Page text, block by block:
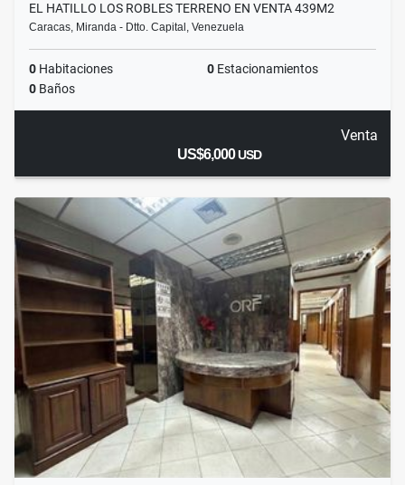
EL HATILLO LOS ROBLES TERRENO EN VENTA 439M2
Caracas, Miranda - Dtto. Capital, Venezuela
0 Habitaciones 0 Estacionamientos
0 Baños
Venta
US$6,000USD